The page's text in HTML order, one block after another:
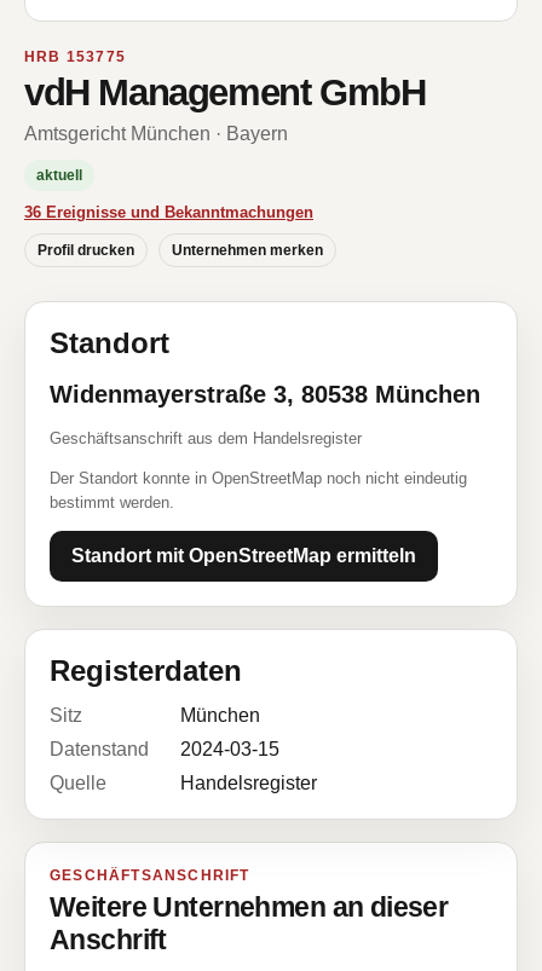
HRB 153775
vdH Management GmbH
Amtsgericht München · Bayern
aktuell
36 Ereignisse und Bekanntmachungen
Profil drucken Unternehmen merken
Standort
Widenmayerstraße 3, 80538 München
Geschäftsanschrift aus dem Handelsregister
Der Standort konnte in OpenStreetMap noch nicht eindeutig
bestimmt werden.
Standort mit OpenStreetMap ermitteln
Registerdaten
Sitz
München
Datenstand
2024-03-15
Quelle
Handelsregister
GESCHÄFTSANSCHRIFT
Weitere Unternehmen an dieser
Anschrift